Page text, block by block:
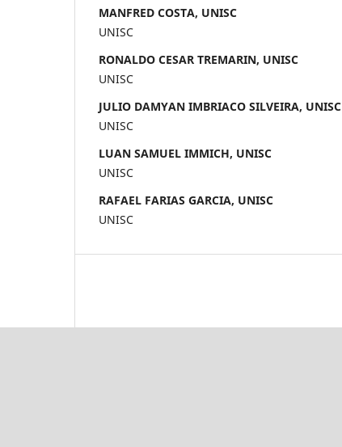
MANFRED COSTA, UNISC
UNISC
RONALDO CESAR TREMARIN, UNISC
UNISC
JULIO DAMYAN IMBRIACO SILVEIRA, UNISC
UNISC
LUAN SAMUEL IMMICH, UNISC
UNISC
RAFAEL FARIAS GARCIA, UNISC
UNISC